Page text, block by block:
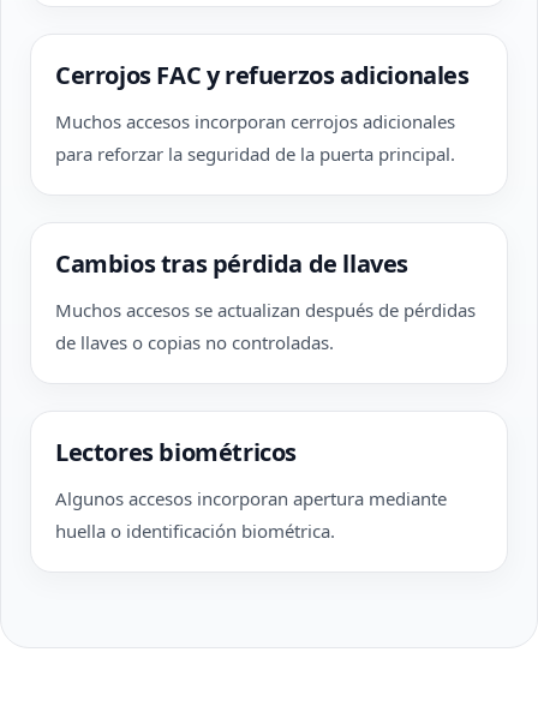
Cerrojos FAC y refuerzos adicionales
Muchos accesos incorporan cerrojos adicionales
para reforzar la seguridad de la puerta principal.
Cambios tras pérdida de llaves
Muchos accesos se actualizan después de pérdidas
de llaves o copias no controladas.
Lectores biométricos
Algunos accesos incorporan apertura mediante
huella o identificación biométrica.